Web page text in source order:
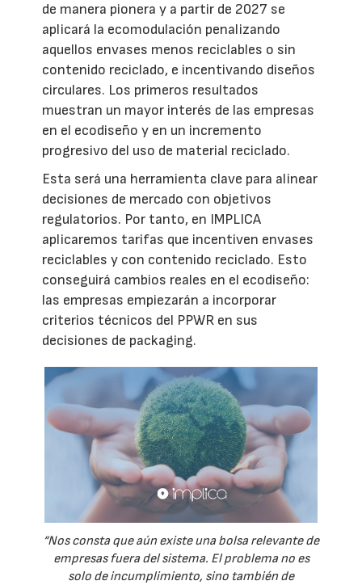
de manera pionera y a partir de 2027 se
aplicará la ecomodulación penalizando
aquellos envases menos reciclables o sin
contenido reciclado, e incentivando diseños
circulares. Los primeros resultados
muestran un mayor interés de las empresas
en el ecodiseño y en un incremento
progresivo del uso de material reciclado.
Esta será una herramienta clave para alinear
decisiones de mercado con objetivos
regulatorios. Por tanto, en IMPLICA
aplicaremos tarifas que incentiven envases
reciclables y con contenido reciclado. Esto
conseguirá cambios reales en el ecodiseño:
las empresas empiezarán a incorporar
criterios técnicos del PPWR en sus
decisiones de packaging.
“Nos consta que aún existe una bolsa relevante de
empresas fuera del sistema. El problema no es
solo de incumplimiento, sino también de